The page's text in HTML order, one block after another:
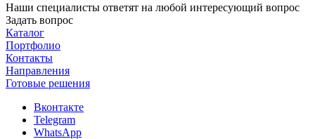
Наши специалисты ответят на любой интересующий вопрос
Задать вопрос
Каталог
Портфолио
Контакты
Направления
Готовые решения
Вконтакте
Telegram
WhatsApp